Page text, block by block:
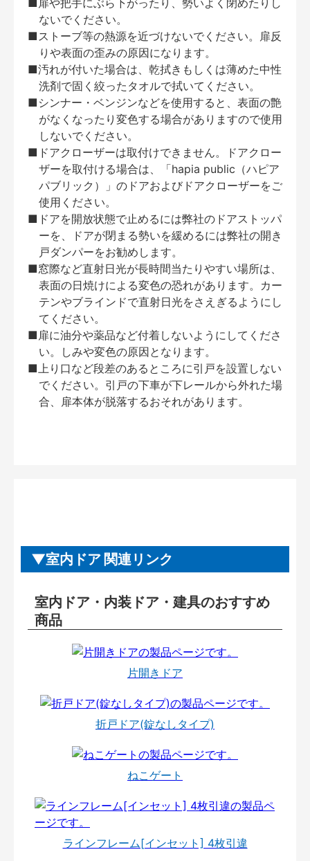
■扉や把手にぶら下がったり、勢いよく閉めたりし
ないでください。
■ストーブ等の熱源を近づけないでください。扉反
りや表面の歪みの原因になります。
■汚れが付いた場合は、乾拭きもしくは薄めた中性
洗剤で固く絞ったタオルで拭いてください。
■シンナー・ベンジンなどを使用すると、表面の艶
がなくなったり変色する場合がありますので使用
しないでください。
■ドアクローザーは取付けできません。ドアクロー
ザーを取付ける場合は、「hapia public（ハピア
パブリック）」のドアおよびドアクローザーをご
使用ください。
■ドアを開放状態で止めるには弊社のドアストッパ
ーを、ドアが閉まる勢いを緩めるには弊社の開き
戸ダンパーをお勧めします。
■窓際など直射日光が長時間当たりやすい場所は、
表面の日焼けによる変色の恐れがあります。カー
テンやブラインドで直射日光をさえぎるようにし
てください。
■扉に油分や薬品など付着しないようにしてくださ
い。しみや変色の原因となります。
■上り口など段差のあるところに引戸を設置しない
でください。引戸の下車が下レールから外れた場
合、扉本体が脱落するおそれがあります。
室内ドア 関連リンク
室内ドア・内装ドア・建具のおすすめ
商品
片開きドア
折戸ドア(錠なしタイプ)
ねこゲート
ラインフレーム[インセット] 4枚引違